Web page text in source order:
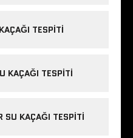
TESPITI
KAÇAĞI TESPITI
SU KAÇAĞI TESPITI